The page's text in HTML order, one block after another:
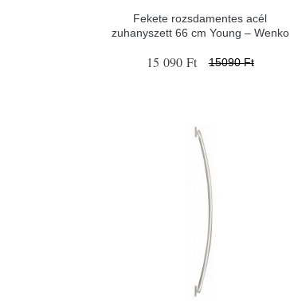
Fekete rozsdamentes acél
zuhanyszett 66 cm Young – Wenko
15 090 Ft 15090 Ft